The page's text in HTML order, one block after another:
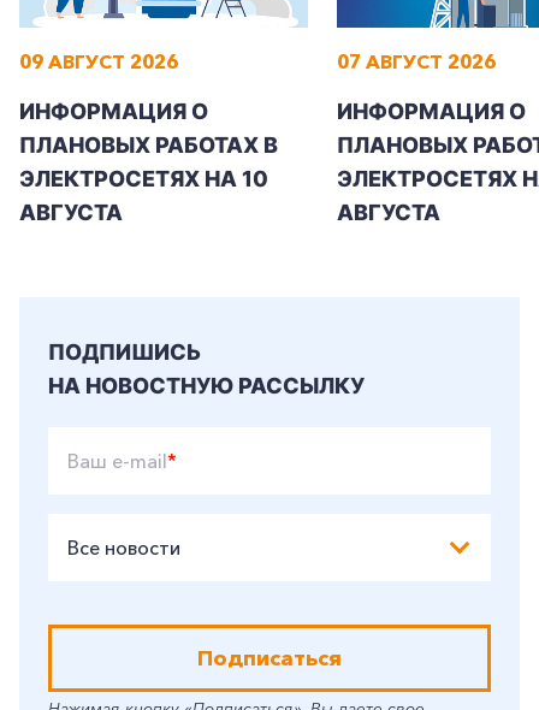
Заказать обратный звонок
09 АВГУСТ 2026
ИНФОРМАЦИЯ О
ПЛАНОВЫХ РАБОТАХ В
ЭЛЕКТРОСЕТЯХ НА 10
АВГУСТА
07 АВГУСТ 2026
ИНФОРМАЦИЯ О
ПЛАНОВЫХ
ЭЛЕКТРОСЕТЯХ
АВГУСТА
ПОДПИШИСЬ
НА НОВОСТНУЮ РАССЫЛКУ
Ваш e-mail*
Все новости
Подписаться